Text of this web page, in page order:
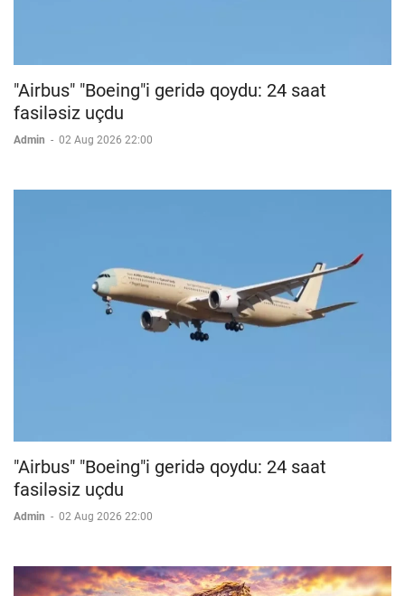
"Airbus" "Boeing"i geridə qoydu: 24 saat
fasiləsiz uçdu
Admin - 02 Aug 2026 22:00
"Airbus" "Boeing"i geridə qoydu: 24 saat
fasiləsiz uçdu
Admin - 02 Aug 2026 22:00